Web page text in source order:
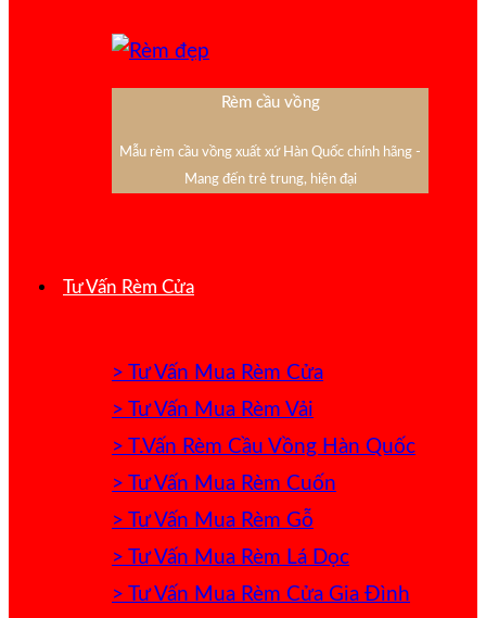
Rèm cầu vồng
Mẫu rèm cầu vồng xuất xứ Hàn Quốc chính hãng -
Mang đến trẻ trung, hiện đại
Tư Vấn Rèm Cửa
> Tư Vấn Mua Rèm Cửa
> Tư Vấn Mua Rèm Vải
> T.Vấn Rèm Cầu Vồng Hàn Quốc
> Tư Vấn Mua Rèm Cuốn
> Tư Vấn Mua Rèm Gỗ
> Tư Vấn Mua Rèm Lá Dọc
> Tư Vấn Mua Rèm Cửa Gia Đình